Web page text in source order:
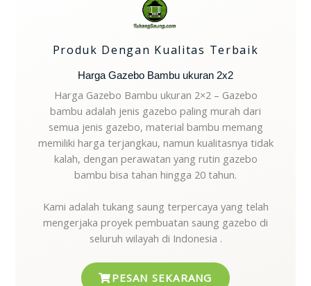
Produk Dengan Kualitas Terbaik
Harga Gazebo Bambu ukuran 2x2
Harga Gazebo Bambu ukuran 2×2 – Gazebo
bambu adalah jenis gazebo paling murah dari
semua jenis gazebo, material bambu memang
memiliki harga terjangkau, namun kualitasnya tidak
kalah, dengan perawatan yang rutin gazebo
bambu bisa tahan hingga 20 tahun.
Kami adalah tukang saung terpercaya yang telah
mengerjaka proyek pembuatan saung gazebo di
seluruh wilayah di Indonesia .
PESAN SEKARANG